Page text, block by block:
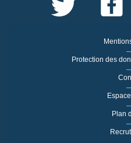
Protection des
Plan